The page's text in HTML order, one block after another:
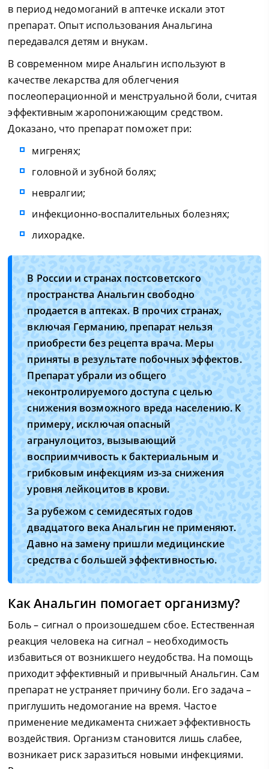
в период недомоганий в аптечке искали этот
препарат. Опыт использования Анальгина
передавался детям и внукам.
В современном мире Анальгин используют в
качестве лекарства для облегчения
послеоперационной и менструальной боли, считая
эффективным жаропонижающим средством.
Доказано, что препарат поможет при:
мигренях;
головной и зубной болях;
невралгии;
инфекционно-воспалительных болезнях;
лихорадке.
В России и странах постсоветского
пространства Анальгин свободно
продается в аптеках. В прочих странах,
включая Германию, препарат нельзя
приобрести без рецепта врача. Меры
приняты в результате побочных эффектов.
Препарат убрали из общего
неконтролируемого доступа с целью
снижения возможного вреда населению. К
примеру, исключая опасный
агранулоцитоз, вызывающий
восприимчивость к бактериальным и
грибковым инфекциям из-за снижения
уровня лейкоцитов в крови.
За рубежом с семидесятых годов
двадцатого века Анальгин не применяют.
Давно на замену пришли медицинские
средства с большей эффективностью.
Как Анальгин помогает организму?
Боль – сигнал о произошедшем сбое. Естественная
реакция человека на сигнал – необходимость
избавиться от возникшего неудобства. На помощь
приходит эффективный и привычный Анальгин. Сам
препарат не устраняет причину боли. Его задача –
приглушить недомогание на время. Частое
применение медикамента снижает эффективность
воздействия. Организм становится лишь слабее,
возникает риск заразиться новыми инфекциями.